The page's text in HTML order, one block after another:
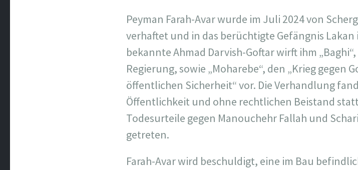
Peyman Farah-Avar wurde im Juli 2024 von
verhaftet und in das berüchtigte Gefängnis
bekannte Ahmad Darvish-Goftar wirft ihm
Regierung, sowie „Moharebe“, den „Krieg gegen
öffentlichen Sicherheit“ vor. Die Verhandlung
Öffentlichkeit und ohne rechtlichen Beistand
Todesurteile gegen Manouchehr Fallah und
getreten.
Farah-Avar wird beschuldigt, eine im Bau